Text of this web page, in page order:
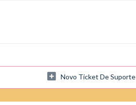
Novo Ticket De Suporte